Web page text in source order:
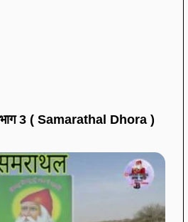
3 ( Samarathal Dhora )